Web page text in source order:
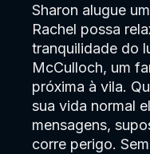
Sharon alugue
Rachel possa
tranquilidade do
McCulloch, um
próxima à vila.
sua vida normal
mensagens,
corre perigo.